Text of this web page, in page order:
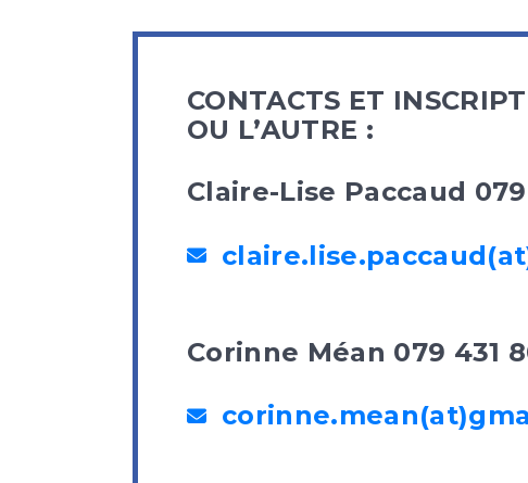
CONTACTS ET
OU L’AUTRE :
Claire-Lise Paccaud
Corinne Méan 079 431